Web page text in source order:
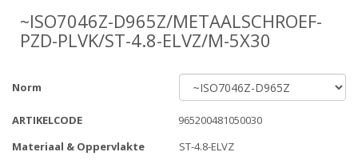
~ISO7046Z-D965Z/METAALSCHROEF-
PZD-PLVK/ST-4.8-ELVZ/M-5X30
Norm
ARTIKELCODE
965200481050030
Materiaal & Oppervlakte
ST-4.8-ELVZ